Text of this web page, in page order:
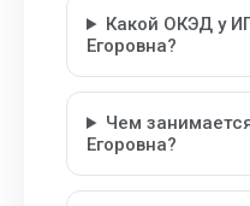
Какой ОКЭД у
Егоровна?
Чем
Егоровна?